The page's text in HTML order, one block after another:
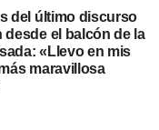
del último discurso
desde el balcón de la
«Llevo en mis
maravillosa